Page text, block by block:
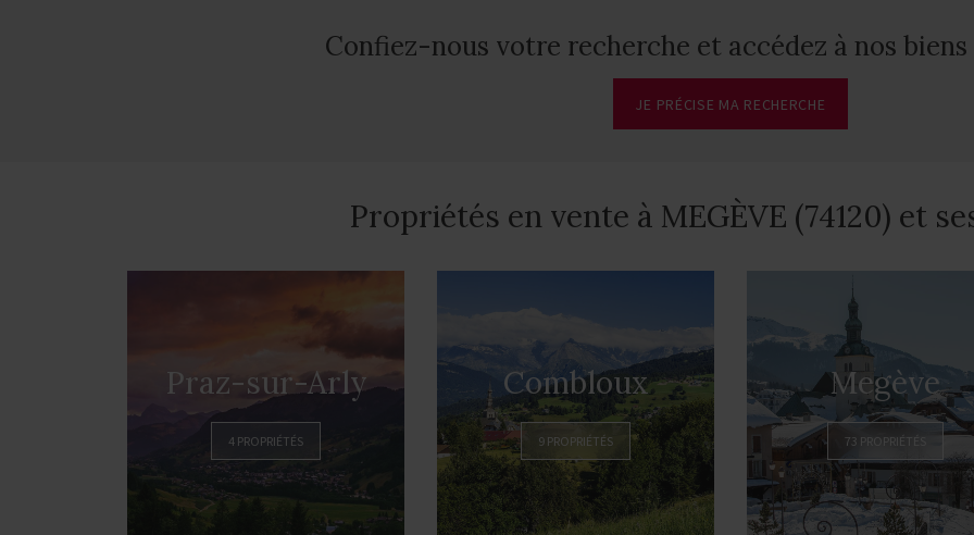
Confiez-nous votre recherche et accédez à nos
JE PRÉCISE MA RECHERCHE
Propriétés en vente à MEGÈVE (74120) et
Praz-sur-Arly
4 PROPRIÉTÉS
Combloux
9 PROPRIÉTÉS
Megève
73 PROPRIÉTÉS